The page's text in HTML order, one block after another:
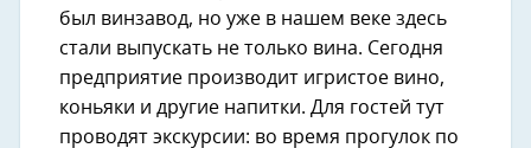
был винзавод, но уже в нашем веке здесь
стали выпускать не только вина. Сегодня
предприятие производит игристое вино,
коньяки и другие напитки. Для гостей тут
проводят экскурсии: во время прогулок по